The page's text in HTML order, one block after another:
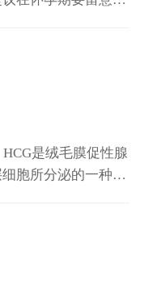
展产检。
是绒毛膜促性腺
胞所分泌的一种糖
，葡萄胎，绒毛膜
细胞睾丸癌等，因
诊怀孕，还需要做